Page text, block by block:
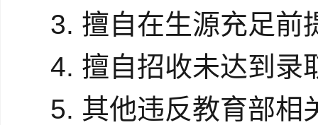
3. 擅自在生源充足前
4. 擅自招收未达到录
5. 其他违反教育部相